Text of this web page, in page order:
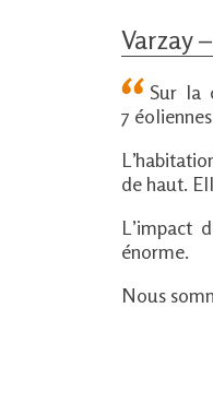
Varzay
Sur la
7
de haut.
L’impact
énorme.
Nous